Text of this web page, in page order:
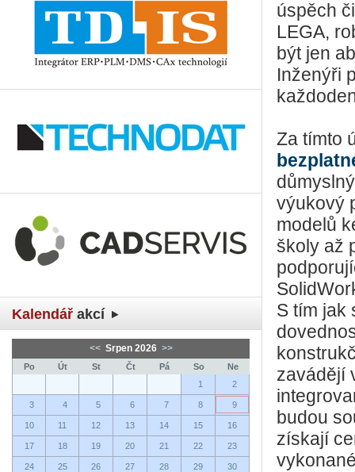
Kalendář akcí
<< Srpen 2026 >>
Po Út St Čt Pá So
Ne
1
2
3 4 5 6 7 8 9
10 11 12 13 14 15 16
17 18 19 20 21 22 23
24 25 26 27 28 29 30
úspěch
LEGA,
být jen
Inženýři
Za tímto
výukový
modelů
školy až
S tím jak
zavádějí
budou
získají